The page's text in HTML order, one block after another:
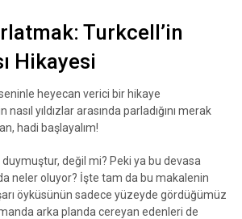
Turkcell’in
Hikayesi
heyecan verici bir hikaye
yıldızlar arasında parladığını merak
hadi başlayalım!
duymuştur, değil mi? Peki ya bu devasa
neler oluyor? İşte tam da bu makalenin
öyküsünün sadece yüzeyde gördüğümüz
arka planda cereyan edenleri de